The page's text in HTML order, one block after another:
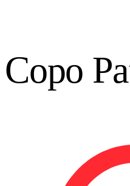
Copo